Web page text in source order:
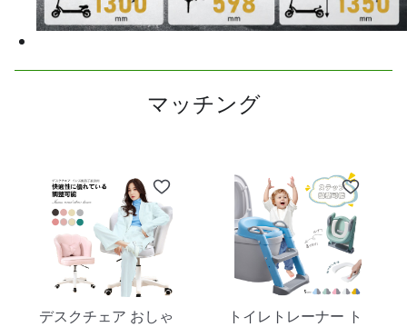
マッチング
デスクチェア おしゃ
トイレトレーナー ト